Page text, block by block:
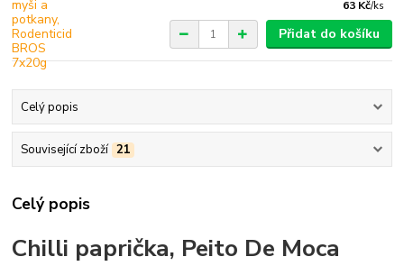
63 Kč/ks
Přidat do košíku
Celý popis
Související zboží 21
Celý popis
Chilli paprička, Peito De Moca